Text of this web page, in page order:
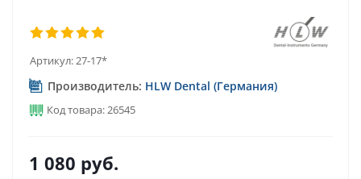
Артикул:27-17*
Производитель: HLW Dental (Германия)
Код товара: 26545
1 080 руб.